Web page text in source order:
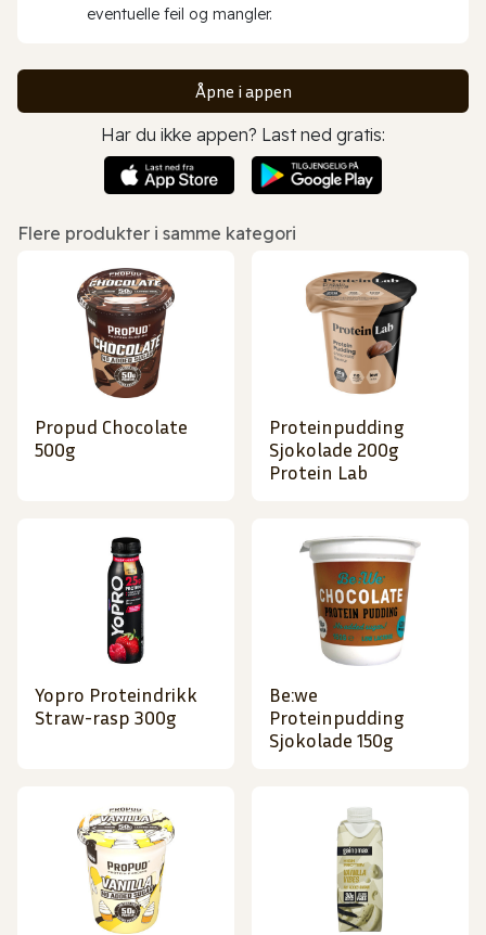
eventuelle feil og mangler.
Åpne i appen
Har du ikke appen? Last ned gratis:
Flere produkter i samme kategori
Propud Chocolate
500g
Proteinpudding
Sjokolade 200g
Protein Lab
Yopro Proteindrikk
Straw-rasp 300g
Be:we
Proteinpudding
Sjokolade 150g